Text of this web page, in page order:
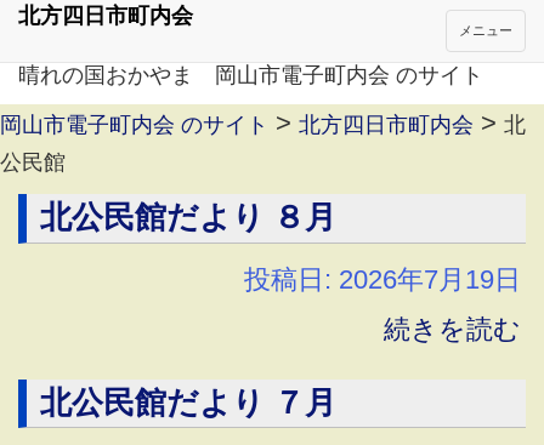
晴れの国おかやま 岡山市電子町内会 のサイト
メニュー
北方四日市町内会
岡山市電子町内会 のサイト > 北方四日市町内会 > 北
公民館
北公民館だより ８月
投稿日: 2026年7月19日
続きを読む
北公民館だより ７月